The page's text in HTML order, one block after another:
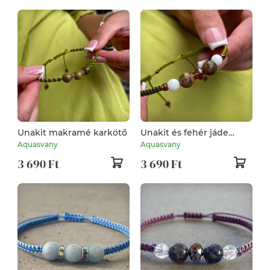
Unakit makramé karkötő
Aquasvany
3 690 Ft
Unakit és fehér jáde
makramé karkötő
Aquasvany
3 690 Ft